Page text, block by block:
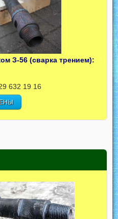
З-56 (сварка трением):
632 19 16